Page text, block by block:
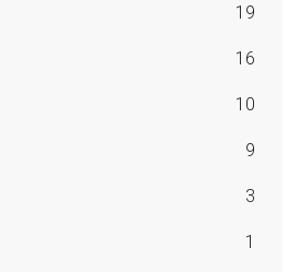
19
16
10
9
3
1